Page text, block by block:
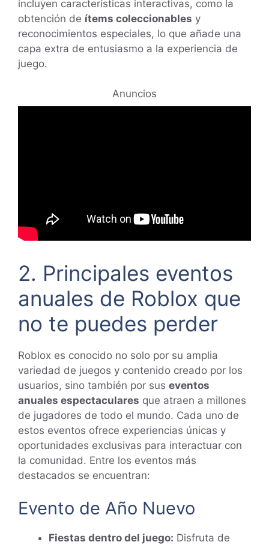
incluyen características interactivas, como la
obtención de ítems coleccionables y
reconocimientos especiales, lo que añade una
capa extra de entusiasmo a la experiencia de
juego.
Anuncios
2. Principales eventos
anuales de Roblox que
no te puedes perder
Roblox es conocido no solo por su amplia
variedad de juegos y contenido creado por los
usuarios, sino también por sus eventos
anuales espectaculares que atraen a millones
de jugadores de todo el mundo. Cada uno de
estos eventos ofrece experiencias únicas y
oportunidades exclusivas para interactuar con
la comunidad. Entre los eventos más
destacados se encuentran:
Evento de Año Nuevo
Fiestas dentro del juego: Disfruta de